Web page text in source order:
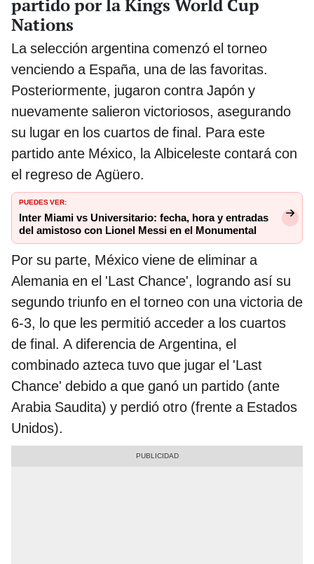
partido por la Kings World Cup
Nations
La selección argentina comenzó el torneo
venciendo a España, una de las favoritas.
Posteriormente, jugaron contra Japón y
nuevamente salieron victoriosos, asegurando
su lugar en los cuartos de final. Para este
partido ante México, la Albiceleste contará con
el regreso de Agüero.
PUEDES VER:
Inter Miami vs Universitario: fecha, hora y entradas
del amistoso con Lionel Messi en el Monumental
Por su parte, México viene de eliminar a
Alemania en el 'Last Chance', logrando así su
segundo triunfo en el torneo con una victoria de
6-3, lo que les permitió acceder a los cuartos
de final. A diferencia de Argentina, el
combinado azteca tuvo que jugar el 'Last
Chance' debido a que ganó un partido (ante
Arabia Saudita) y perdió otro (frente a Estados
Unidos).